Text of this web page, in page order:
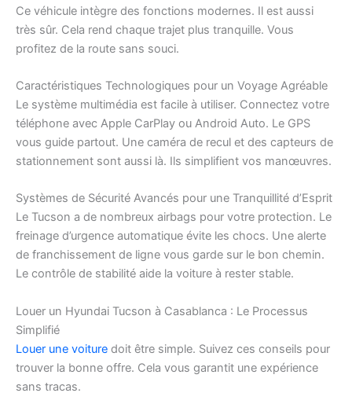
Ce véhicule intègre des fonctions modernes. Il est aussi
très sûr. Cela rend chaque trajet plus tranquille. Vous
profitez de la route sans souci.
Caractéristiques Technologiques pour un Voyage Agréable
Le système multimédia est facile à utiliser. Connectez votre
téléphone avec Apple CarPlay ou Android Auto. Le GPS
vous guide partout. Une caméra de recul et des capteurs de
stationnement sont aussi là. Ils simplifient vos manœuvres.
Systèmes de Sécurité Avancés pour une Tranquillité d’Esprit
Le Tucson a de nombreux airbags pour votre protection. Le
freinage d’urgence automatique évite les chocs. Une alerte
de franchissement de ligne vous garde sur le bon chemin.
Le contrôle de stabilité aide la voiture à rester stable.
Louer un Hyundai Tucson à Casablanca : Le Processus
Simplifié
Louer une voiture doit être simple. Suivez ces conseils pour
trouver la bonne offre. Cela vous garantit une expérience
sans tracas.